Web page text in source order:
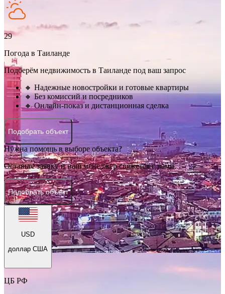
29
Погода в Таиланде
Подберём недвижимость в Таиланде под ваш запрос
🔸 Надежные новостройки и готовые квартиры
🔸 Без комиссий и посредников
🔸 Онлайн-показ и дистанционная сделка
Подобрать объект
Нужна помощь в выборе объекта?
Оставьте заявку и наш менеджер свяжется с вами.
Подобрать объект
USD
доллар США
ЦБ РФ